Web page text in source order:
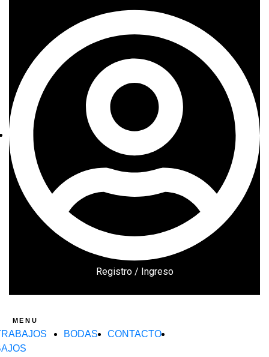
Registro / Ingreso
MENU
BODAS CONTACTO